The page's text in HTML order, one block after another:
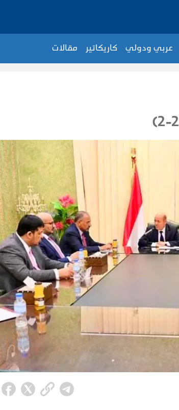
عربي ودولي كاريكاتير مقالات